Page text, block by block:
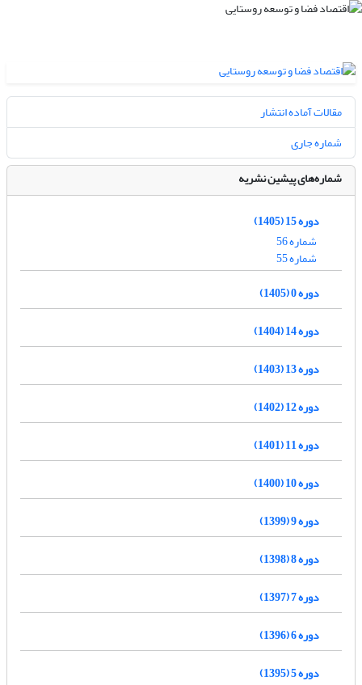
مقالات آماده انتشار
شماره جاری
شماره‌های پیشین نشریه
دوره 15 (1405)
شماره 56
شماره 55
دوره 0 (1405)
دوره 14 (1404)
دوره 13 (1403)
دوره 12 (1402)
دوره 11 (1401)
دوره 10 (1400)
دوره 9 (1399)
دوره 8 (1398)
دوره 7 (1397)
دوره 6 (1396)
دوره 5 (1395)